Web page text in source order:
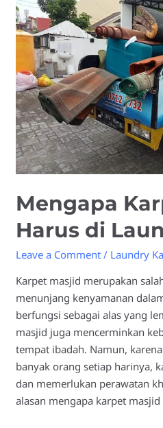
Mengapa
Harus di
Leave a Comment / Laundry
Karpet masjid merupakan
menunjang kenyamanan
berfungsi sebagai alas yang
masjid juga mencerminkan
tempat ibadah. Namun,
banyak orang setiap harinya,
dan memerlukan perawatan
alasan mengapa karpet
Masjid
Harus
di
Laundry